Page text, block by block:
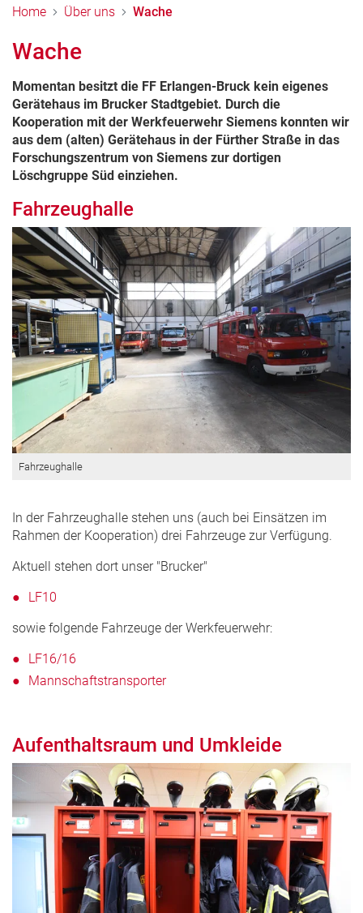
Home Über uns Wache
Wache
Momentan besitzt die FF Erlangen-Bruck kein eigenes
Gerätehaus im Brucker Stadtgebiet. Durch die
Kooperation mit der Werkfeuerwehr Siemens konnten wir
aus dem (alten) Gerätehaus in der Fürther Straße in das
Forschungszentrum von Siemens zur dortigen
Löschgruppe Süd einziehen.
Fahrzeughalle
Fahrzeughalle
In der Fahrzeughalle stehen uns (auch bei Einsätzen im
Rahmen der Kooperation) drei Fahrzeuge zur Verfügung.
Aktuell stehen dort unser "Brucker"
LF10
sowie folgende Fahrzeuge der Werkfeuerwehr:
LF16/16
Mannschaftstransporter
Aufenthaltsraum und Umkleide